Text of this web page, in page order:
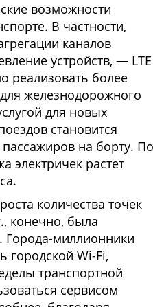
возможности
В частности,
каналов
устройств, — LTE
реализовать более
железнодорожного
для новых
становится
пассажиров на борту. По
электричек растет
количества точек
конечно, была
Города-миллионники
городской Wi-Fi,
транспортной
сервисом